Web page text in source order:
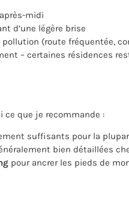
midi
d’une légère brise
(route fréquentée,
– certaines résidences
ce que je recommande :
suffisants pour la
bien détaillées
pour ancrer les pieds de